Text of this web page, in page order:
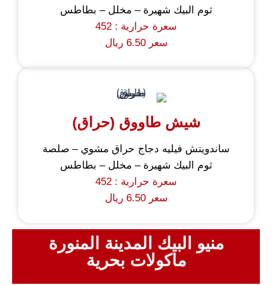
ثوم البيك شهيرة – مخلل – بطاطس
سعرة حرارية : 452
سعر 6.50 ريال
شيش طاووق (حراق)
ساندويتش فيليه دجاج حراق مشوي – صلصة
ثوم البيك شهيرة – مخلل – بطاطس
سعرة حرارية : 452
سعر 6.50 ريال
منيو البيك المدينة المنورة
ماكولات بحرية